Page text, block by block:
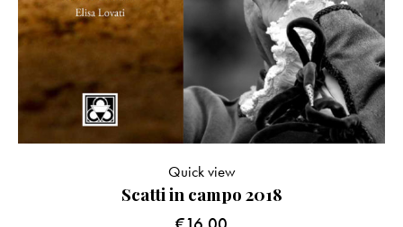
Scatti in campo 2018
Quick view